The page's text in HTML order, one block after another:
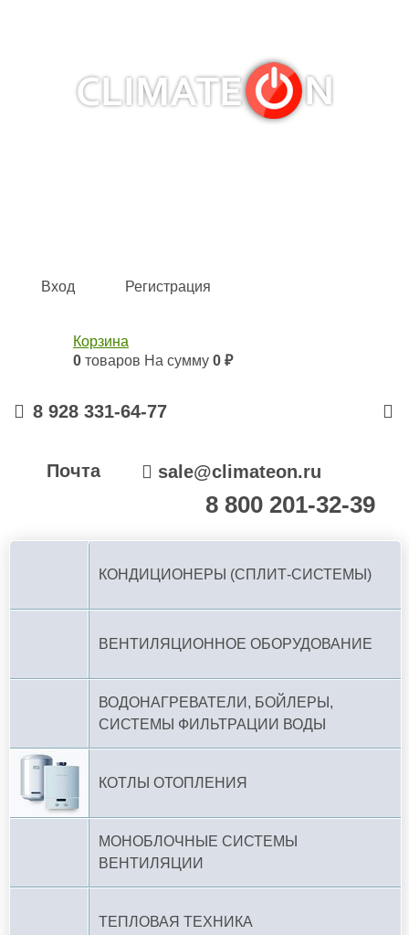
Вход Регистрация
Корзина
0 товаров На сумму 0 ₽
8 928 331-64-77
Почта sale@climateon.ru
8 800 201-32-39
КОНДИЦИОНЕРЫ (СПЛИТ-СИСТЕМЫ)
ВЕНТИЛЯЦИОННОЕ ОБОРУДОВАНИЕ
ВОДОНАГРЕВАТЕЛИ, БОЙЛЕРЫ,
СИСТЕМЫ ФИЛЬТРАЦИИ ВОДЫ
КОТЛЫ ОТОПЛЕНИЯ
МОНОБЛОЧНЫЕ СИСТЕМЫ
ВЕНТИЛЯЦИИ
ТЕПЛОВАЯ ТЕХНИКА